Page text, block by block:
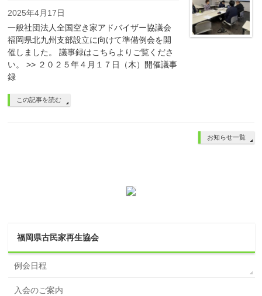
2025年4月17日
一般社団法人全国空き家アドバイザー協議会
福岡県北九州支部設立に向けて準備例会を開
催しました。 議事録はこちらよりご覧くださ
い。 >> ２０２５年４月１７日（木）開催議事
録
この記事を読む
お知らせ一覧
福岡県古民家再生協会
例会日程
入会のご案内